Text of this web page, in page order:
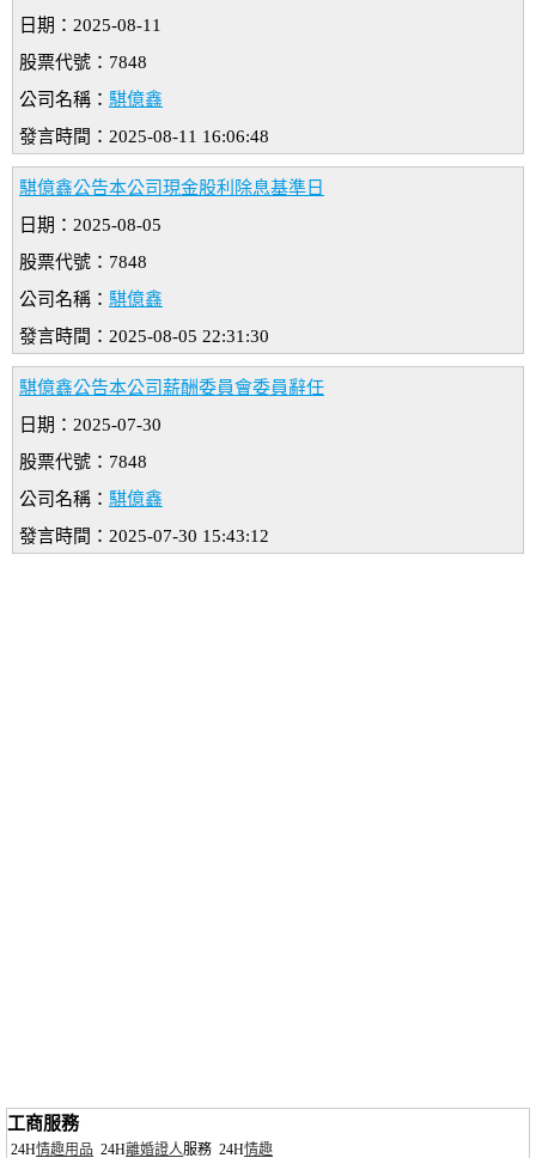
日期：2025-08-11
股票代號：7848
公司名稱： 騏億鑫
發言時間：2025-08-11 16:06:48
騏億鑫公告本公司現金股利除息基準日
日期：2025-08-05
股票代號：7848
公司名稱： 騏億鑫
發言時間：2025-08-05 22:31:30
騏億鑫公告本公司薪酬委員會委員辭任
日期：2025-07-30
股票代號：7848
公司名稱： 騏億鑫
發言時間：2025-07-30 15:43:12
工商服務
24H情趣用品 24H離婚證人服務 24H情趣